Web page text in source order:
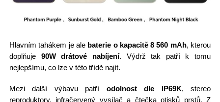
Hlavním tahákem je ale baterie o kapacitě 8 560 mAh, kterou
doplňuje 90W drátové nabíjení. Výdrž tak patří k tomu
nejlepšímu, co lze v této třídě najít.
Mezi další výbavu patří odolnost dle IP69K, stereo
reproduktory, infračervený vysílač a čtečka otisků prstů. Z